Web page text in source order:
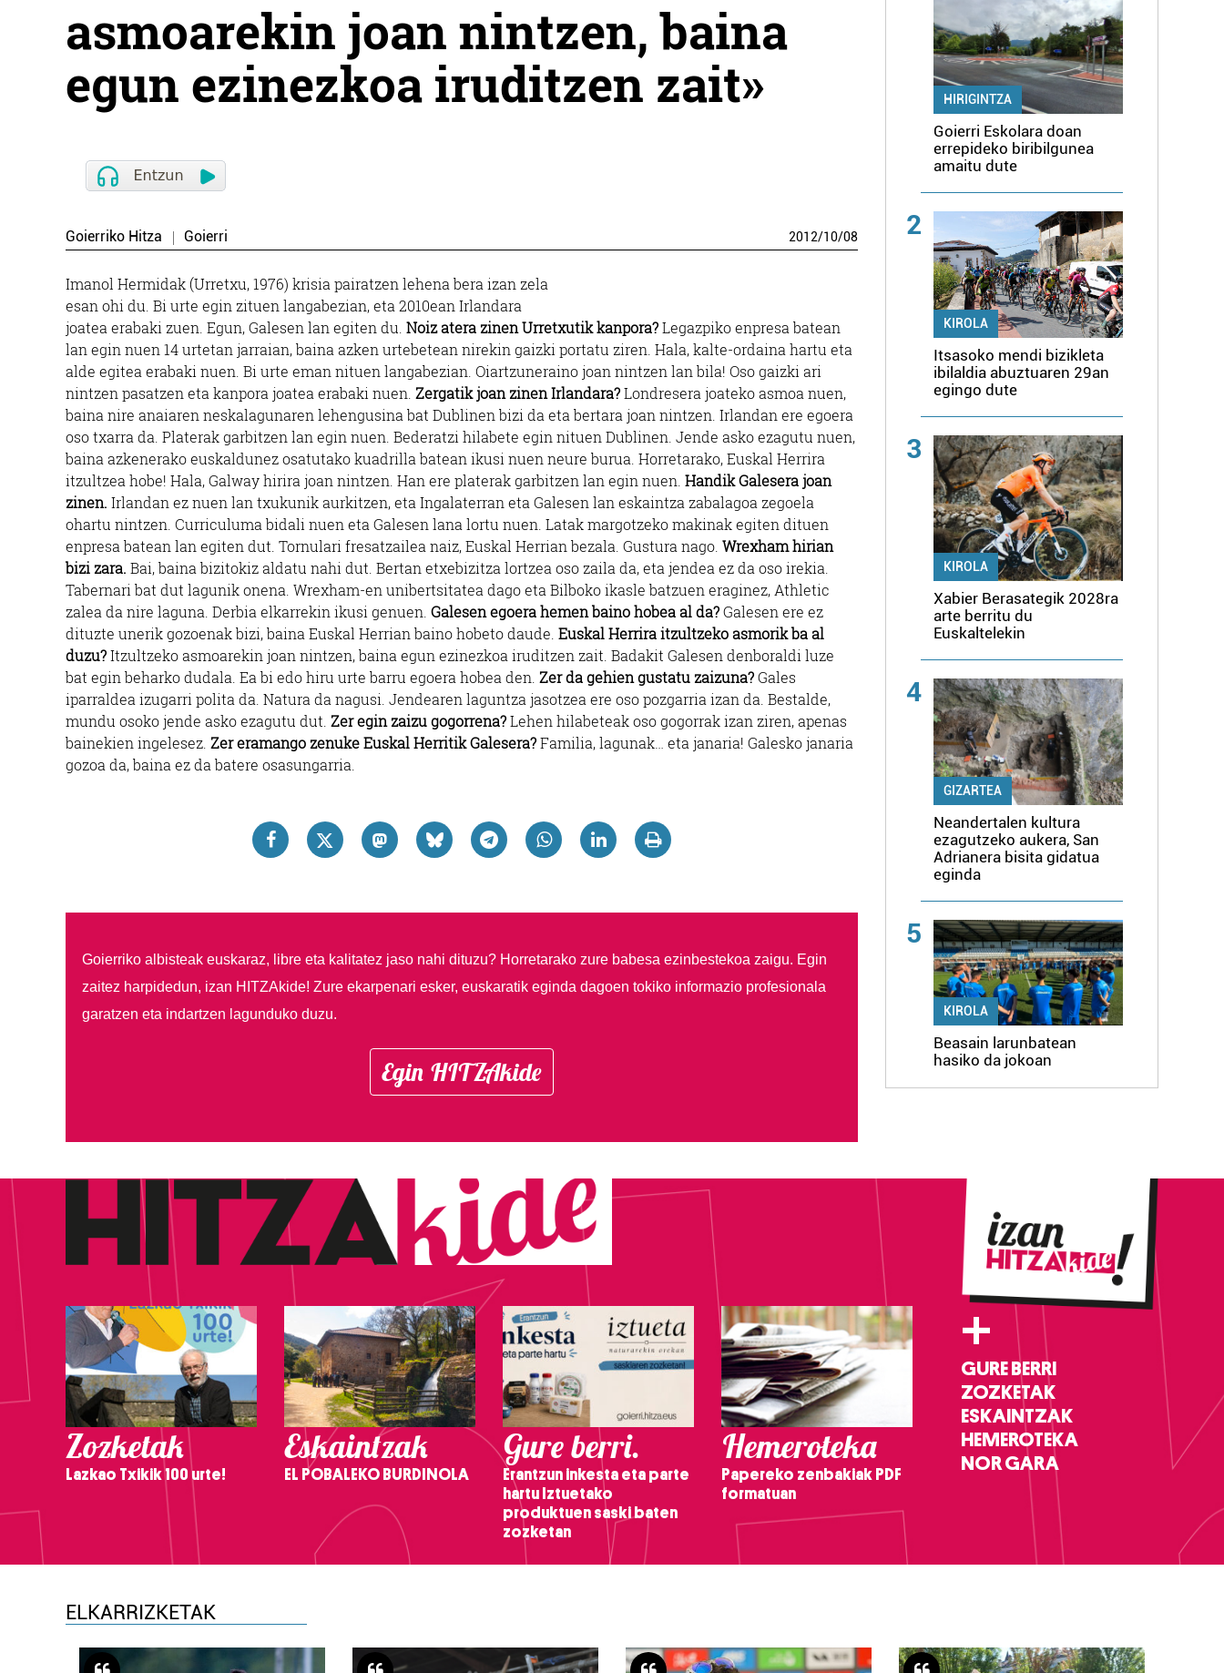
asmoarekin joan nintzen, baina
egun ezinezkoa iruditzen zait»
Goierriko Hitza Goierri 2012/10/08
Imanol Hermidak (Urretxu, 1976) krisia pairatzen lehena bera izan zela
esan ohi du. Bi urte egin zituen langabezian, eta 2010ean Irlandara
joatea erabaki zuen. Egun, Galesen lan egiten du. Noiz atera zinen Urretxutik kanpora?Legazpiko enpresa batean
lan egin nuen 14 urtetan jarraian, baina azken urtebetean nirekin gaizki portatu ziren. Hala, kalte-ordaina hartu eta
alde egitea erabaki nuen. Bi urte eman nituen langabezian. Oiartzuneraino joan nintzen lan bila! Oso gaizki ari
nintzen pasatzen eta kanpora joatea erabaki nuen. Zergatik joan zinen Irlandara?Londresera joateko asmoa nuen,
baina nire anaiaren neskalagunaren lehengusina bat Dublinen bizi da eta bertara joan nintzen. Irlandan ere egoera
oso txarra da. Platerak garbitzen lan egin nuen. Bederatzi hilabete egin nituen Dublinen. Jende asko ezagutu nuen,
baina azkenerako euskaldunez osatutako kuadrilla batean ikusi nuen neure burua. Horretarako, Euskal Herrira
itzultzea hobe! Hala, Galway hirira joan nintzen. Han ere platerak garbitzen lan egin nuen. Handik Galesera joan
zinen. Irlandan ez nuen lan txukunik aurkitzen, eta Ingalaterran eta Galesen lan eskaintza zabalagoa zegoela
ohartu nintzen. Curriculuma bidali nuen eta Galesen lana lortu nuen. Latak margotzeko makinak egiten dituen
enpresa batean lan egiten dut. Tornulari fresatzailea naiz, Euskal Herrian bezala. Gustura nago. Wrexham hirian
bizi zara. Bai, baina bizitokiz aldatu nahi dut. Bertan etxebizitza lortzea oso zaila da, eta jendea ez da oso irekia.
Tabernari bat dut lagunik onena. Wrexham-en unibertsitatea dago eta Bilboko ikasle batzuen eraginez, Athletic
zalea da nire laguna. Derbia elkarrekin ikusi genuen. Galesen egoera hemen baino hobea al da?Galesen ere ez
dituzte unerik gozoenak bizi, baina Euskal Herrian baino hobeto daude. Euskal Herrira itzultzeko asmorik ba al
duzu?Itzultzeko asmoarekin joan nintzen, baina egun ezinezkoa iruditzen zait. Badakit Galesen denboraldi luze
bat egin beharko dudala. Ea bi edo hiru urte barru egoera hobea den. Zer da gehien gustatu zaizuna?Gales
iparraldea izugarri polita da. Natura da nagusi. Jendearen laguntza jasotzea ere oso pozgarria izan da. Bestalde,
mundu osoko jende asko ezagutu dut. Zer egin zaizu gogorrena?Lehen hilabeteak oso gogorrak izan ziren, apenas
bainekien ingelesez. Zer eramango zenuke Euskal Herritik Galesera?Familia, lagunak… eta janaria! Galesko janaria
gozoa da, baina ez da batere osasungarria.
Goierriko albisteak euskaraz, libre eta kalitatez jaso nahi dituzu? Horretarako zure babesa ezinbestekoa zaigu. Egin
zaitez harpidedun, izan HITZAkide! Zure ekarpenari esker, euskaratik eginda dagoen tokiko informazio profesionala
garatzen eta indartzen lagunduko duzu.
Egin HITZAkide
HIRIGINTZA
Goierri Eskolara doan
errepideko biribilgunea
amaitu dute
2
KIROLA
Itsasoko mendi bizikleta
ibilaldia abuztuaren 29an
egingo dute
3
KIROLA
Xabier Berasategik 2028ra
arte berritu du
Euskaltelekin
4
GIZARTEA
Neandertalen kultura
ezagutzeko aukera, San
Adrianera bisita gidatua
eginda
5
KIROLA
Beasain larunbatean
hasiko da jokoan
Zozketak
Lazkao Txikik 100 urte!
Eskaintzak
EL POBALEKO BURDINOLA
Gure berri.
Erantzun inkesta eta parte
hartu Iztuetako
produktuen saski baten
zozketan
Hemeroteka
Papereko zenbakiak PDF
formatuan
+
GURE BERRI
ZOZKETAK
ESKAINTZAK
HEMEROTEKA
NOR GARA
ELKARRIZKETAK